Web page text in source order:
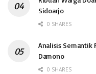
Sidoarjo
0 SHARES
Analisis Semantik
Damono
0 SHARES